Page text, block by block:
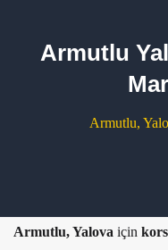
Armutlu
Armutlu,
Armutlu, Yalova için